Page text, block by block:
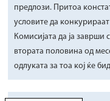
предлози. Притоа
условите да
Комисијата да ја заврши
втората половина од
одлуката за тоа кој ќе